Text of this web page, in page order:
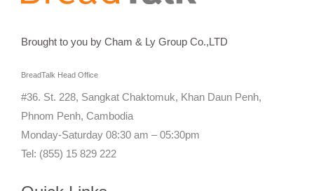
Brought to you by Cham & Ly Group Co.,LTD
BreadTalk Head Office
#36. St. 228, Sangkat Chaktomuk, Khan Daun Penh,
Phnom Penh, Cambodia
Monday-Saturday 08:30 am – 05:30pm
Tel: (855) 15 829 222